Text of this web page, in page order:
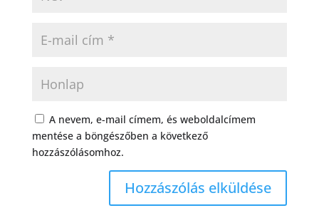
A nevem, e-mail címem, és weboldalcímem
mentése a böngészőben a következő
hozzászólásomhoz.